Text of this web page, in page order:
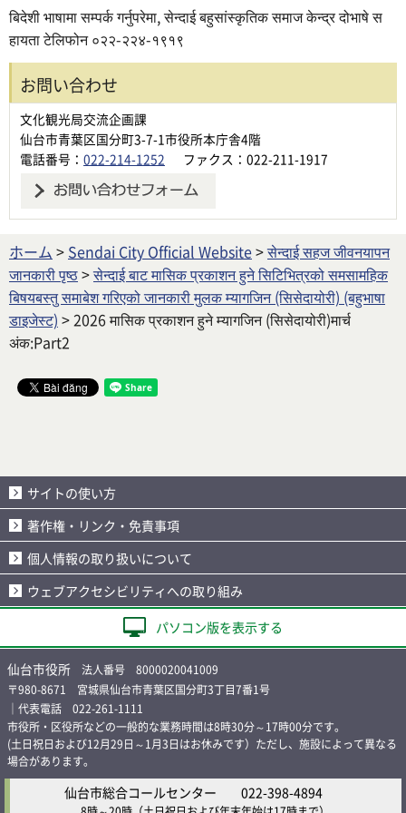
बिदेशी भाषामा सम्पर्क गर्नुपरेमा, सेन्दाई बहुसांस्कृतिक समाज केन्द्र दोभाषे स
हायता टेलिफोन ०२२-२२४-१९१९
お問い合わせ
文化観光局交流企画課
仙台市青葉区国分町3-7-1市役所本庁舎4階
電話番号： 022-214-1252 ファクス：022-211-1917
ホーム > Sendai City Official Website>सेन्दाई सहज जीवनयापन
जानकारी पृष्ठ>सेन्दाई बाट मासिक प्रकाशन हुने सिटिभित्रको समसामहिक
बिषयबस्तु समाबेश गरिएको जानकारी मुलक म्यागजिन (सिसेदायोरी) (बहुभाषा
डाइजेस्ट) > 2026 मासिक प्रकाशन हुने म्यागजिन (सिसेदायोरी)मार्च
अंक:Part2
サイトの使い方
著作権・リンク・免責事項
個人情報の取り扱いについて
ウェブアクセシビリティへの取り組み
パソコン版を表示する
仙台市役所 法人番号 8000020041009
〒980-8671 宮城県仙台市青葉区国分町3丁目7番1号
｜代表電話 022-261-1111
市役所・区役所などの一般的な業務時間は8時30分～17時00分です。
(土日祝日および12月29日～1月3日はお休みです）ただし、施設によって異なる
場合があります。
仙台市総合コールセンター 022-398-4894